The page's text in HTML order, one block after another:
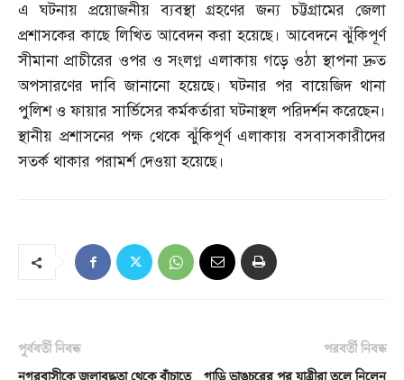
এ ঘটনায় প্রয়োজনীয় ব্যবস্থা গ্রহণের জন্য চট্টগ্রামের জেলা
প্রশাসকের কাছে লিখিত আবেদন করা হয়েছে। আবেদনে ঝুঁকিপূর্ণ
সীমানা প্রাচীরের ওপর ও সংলগ্ন এলাকায় গড়ে ওঠা স্থাপনা দ্রুত
অপসারণের দাবি জানানো হয়েছে। ঘটনার পর বায়েজিদ থানা
পুলিশ ও ফায়ার সার্ভিসের কর্মকর্তারা ঘটনাস্থল পরিদর্শন করেছেন।
স্থানীয় প্রশাসনের পক্ষ থেকে ঝুঁকিপূর্ণ এলাকায় বসবাসকারীদের
সতর্ক থাকার পরামর্শ দেওয়া হয়েছে।
পূর্ববর্তী নিবন্ধ
পরবর্তী নিবন্ধ